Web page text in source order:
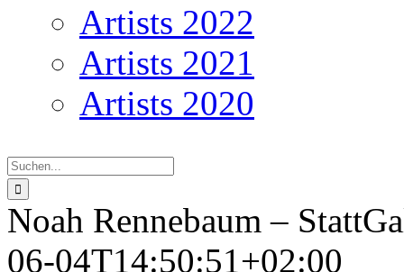
Artists 2022
Artists 2021
Artists 2020
nach:
Noah Rennebaum –
06-04T14:50:51+02:00